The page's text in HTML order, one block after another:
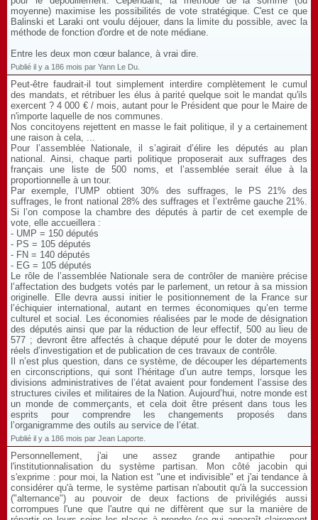
moyenne) maximise les possibilités de vote stratégique. C'est ce que
Balinski et Laraki ont voulu déjouer, dans la limite du possible, avec la
méthode de fonction d'ordre et de note médiane.
Entre les deux mon cœur balance, à vrai dire.
Publié il y a 186 mois par Yann Le Du.
Peut-être faudrait-il tout simplement interdire complètement le cumul
des mandats, et rétribuer les élus à parité quelque soit le mandat qu'ils
exercent ? 4 000 € / mois, autant pour le Président que pour le Maire de
n'importe laquelle de nos communes.
Nos concitoyens rejettent en masse le fait politique, il y a certainement
une raison à cela, ...
Pour l’assemblée Nationale, il s’agirait d’élire les députés au plan
national. Ainsi, chaque parti politique proposerait aux suffrages des
français une liste de 500 noms, et l’assemblée serait élue à la
proportionnelle à un tour.
Par exemple, l’UMP obtient 30% des suffrages, le PS 21% des
suffrages, le front national 28% des suffrages et l’extrême gauche 21%.
Si l’on compose la chambre des députés à partir de cet exemple de
vote, elle accueillera :
- UMP = 150 députés
- PS = 105 députés
- FN = 140 députés
- EG = 105 députés
Le rôle de l’assemblée Nationale sera de contrôler de manière précise
l’affectation des budgets votés par le parlement, un retour à sa mission
originelle. Elle devra aussi initier le positionnement de la France sur
l’échiquier international, autant en termes économiques qu’en terme
culturel et social. Les économies réalisées par le mode de désignation
des députés ainsi que par la réduction de leur effectif, 500 au lieu de
577 ; devront être affectés à chaque député pour le doter de moyens
réels d’investigation et de publication de ces travaux de contrôle.
Il n’est plus question, dans ce système, de découper les départements
en circonscriptions, qui sont l’héritage d’un autre temps, lorsque les
divisions administratives de l’état avaient pour fondement l’assise des
structures civiles et militaires de la Nation. Aujourd’hui, notre monde est
un monde de commerçants, et cela doit être présent dans tous les
esprits pour comprendre les changements proposés dans
l’organigramme des outils au service de l’état.
Publié il y a 186 mois par Jean Laporte.
Personnellement, j'ai une assez grande antipathie pour
l'institutionnalisation du système partisan. Mon côté jacobin qui
s'exprime : pour moi, la Nation est "une et indivisible" et j'ai tendance à
considérer qu'à terme, le système partisan n'aboutit qu'à la succession
("alternance") au pouvoir de deux factions de privilégiés aussi
corrompues l'une que l'autre qui ne diffèrent que sur la manière de